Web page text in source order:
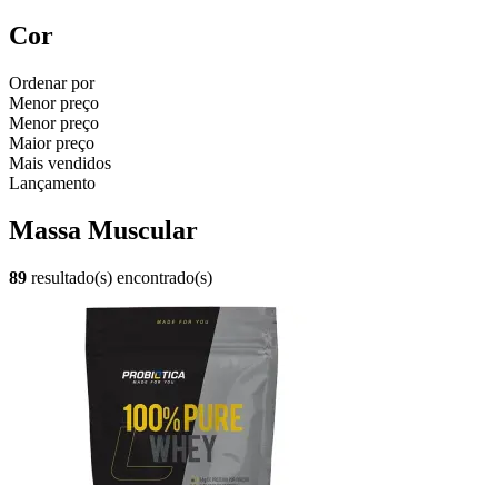
Cor
Ordenar por
Menor preço
Menor preço
Maior preço
Mais vendidos
Lançamento
Massa Muscular
89 resultado(s) encontrado(s)